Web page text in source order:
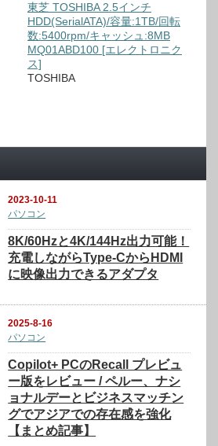
東芝 TOSHIBA 2.5インチ
HDD(SerialATA)/容量:1TB/回転
数:5400rpm/キャッシュ:8MB
MQ01ABD100 [エレクトロニク
ス]
TOSHIBA
2023-10-11
パソコン
8K/60Hzと4K/144Hz出力可能！
充電しながらType-CからHDMI
に映像出力できるアダプタ
2025-8-16
パソコン
Copilot+ PCのRecall プレビュ
ー版をレビュー / ペルー、ナシ
ョナルデーとビジネスマッチン
グでアジアでの存在感を強化
【まとめ記事】